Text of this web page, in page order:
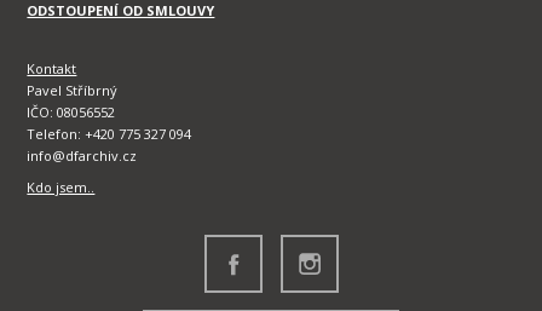
ODSTOUPENÍ OD SMLOUVY
Kontakt
Pavel Stříbrný
IČO: 08056552
Telefon: +420 775 327 094
info@dfarchiv.cz
Kdo jsem..